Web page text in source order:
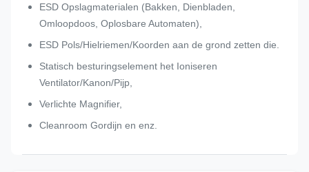
ESD Opslagmaterialen (Bakken, Dienbladen,
Omloopdoos, Oplosbare Automaten),
ESD Pols/Hielriemen/Koorden aan de grond zetten die.
Statisch besturingselement het Ioniseren
Ventilator/Kanon/Pijp,
Verlichte Magnifier,
Cleanroom Gordijn en enz.